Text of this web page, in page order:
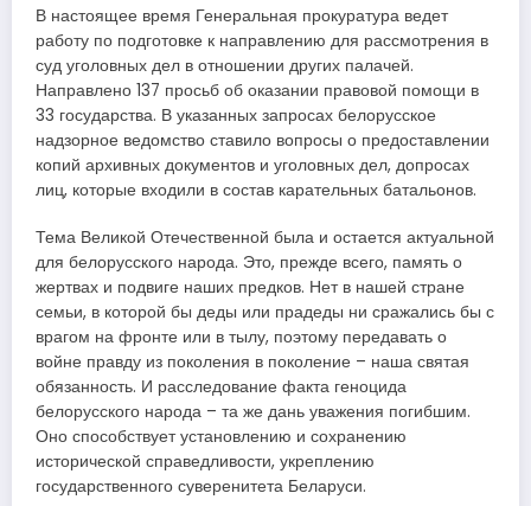
В настоящее время Генеральная прокуратура ведет
работу по подготовке к направлению для рассмотрения в
суд уголовных дел в отношении других палачей.
Направлено 137 просьб об оказании правовой помощи в
33 государства. В указанных запросах белорусское
надзорное ведомство ставило вопросы о предоставлении
копий архивных документов и уголовных дел, допросах
лиц, которые входили в состав карательных батальонов.
Тема Великой Отечественной была и остается актуальной
для белорусского народа. Это, прежде всего, память о
жертвах и подвиге наших предков. Нет в нашей стране
семьи, в которой бы деды или прадеды ни сражались бы с
врагом на фронте или в тылу, поэтому передавать о
войне правду из поколения в поколение – наша святая
обязанность. И расследование факта геноцида
белорусского народа – та же дань уважения погибшим.
Оно способствует установлению и сохранению
исторической справедливости, укреплению
государственного суверенитета Беларуси.